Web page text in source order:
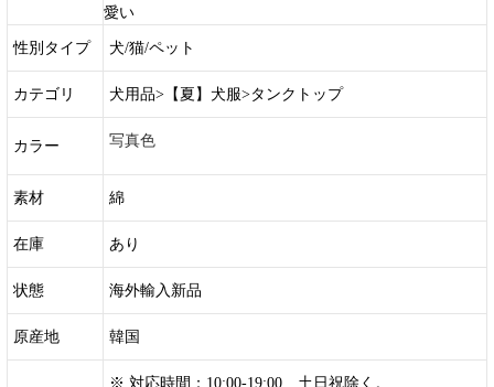
愛い
性別タイプ 犬/猫/ペット
カテゴリ 犬用品>【夏】犬服>タンクトップ
カラー 写真色
素材 綿
在庫 あり
状態 海外輸入新品
原産地 韓国
※ 対応時間：10:00-19:00 土日祝除く。